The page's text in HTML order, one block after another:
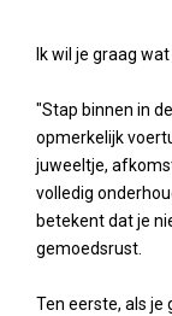
Ik wil je graag
"Stap binnen in
opmerkelijk
juweeltje,
volledig
betekent dat je
gemoedsrust.
Ten eerste, als je